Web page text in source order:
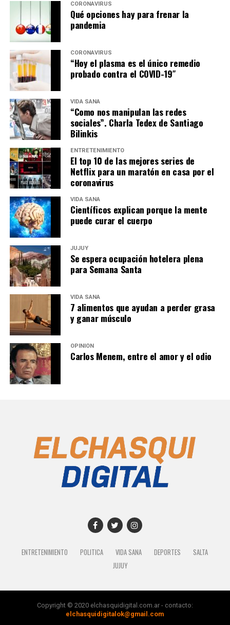
CORONAVIRUS
Qué opciones hay para frenar la
pandemia
CORONAVIRUS
“Hoy el plasma es el único remedio
probado contra el COVID-19″
VIDA SANA
“Como nos manipulan las redes
sociales”. Charla Tedex de Santiago
Bilinkis
ENTRETENIMIENTO
El top 10 de las mejores series de
Netflix para un maratón en casa por el
coronavirus
VIDA SANA
Científicos explican porque la mente
puede curar el cuerpo
JUJUY
Se espera ocupación hotelera plena
para Semana Santa
VIDA SANA
7 alimentos que ayudan a perder grasa
y ganar músculo
OPINIÓN
Carlos Menem, entre el amor y el odio
ENTRETENIMIENTO POLITICA VIDA SANA DEPORTES
SALTA
JUJUY
Copyright © 2020 elchasquidigital.com.ar - contacto:
elchasquidigitalok@gmail.com